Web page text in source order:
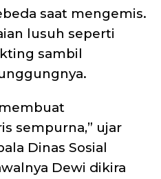
saat mengemis.
lusuh seperti
sambil
sempurna,” ujar
Dinas Sosial
Dewi dikira